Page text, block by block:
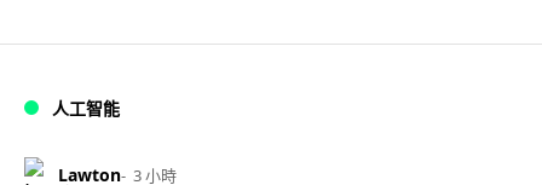
人工智能
Lawton 3 小時